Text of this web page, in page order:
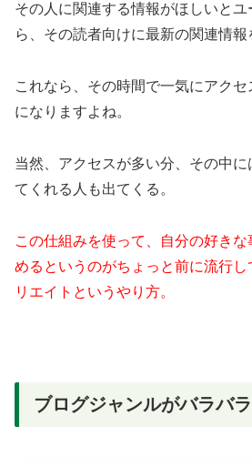
その人に関連する情報がほしいと
ら、その読者向けに最新の関連情報
これなら、その時間で一気にアク
になりますよね。
当然、アクセスが多い分、その中
てくれる人も出てくる。
この仕組みを使って、自分の好き
めるというのがちょっと前に流行し
リエイトというやり方。
ブログジャンルがバラバ